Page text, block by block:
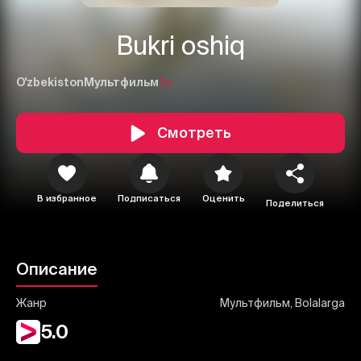
Bukri oshiq
O'zbekiston Мультфильм3+
Смотреть
В избранное Подписаться Оценить Поделиться
Описание
Жанр Мультфильм, Bolalarga
5.0
1
Отправить
Отменить Авторизоваться